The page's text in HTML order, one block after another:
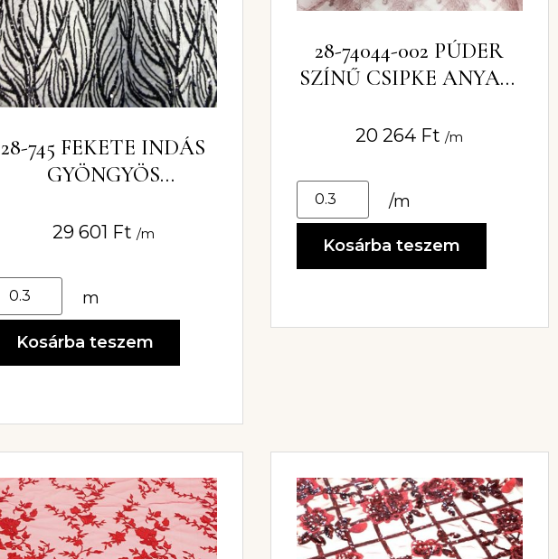
28-745 FEKETE INDÁS
GYÖNGYÖS
29 601 Ft /m
m
Kosárba teszem
28-74044-002 PÚDER
SZÍNŰ CSIPKE ANYAG,
20 264 Ft /m
/m
Kosárba teszem